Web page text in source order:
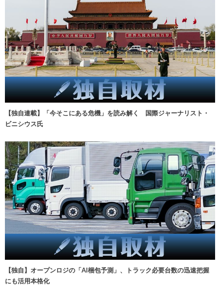
【独自連載】「今そこにある危機」を読み解く 国際ジャーナリスト・
ビニシウス氏
【独自】オープンロジの「AI梱包予測」、トラック必要台数の迅速把握
にも活用本格化